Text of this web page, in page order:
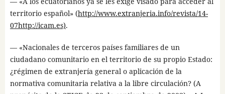
territorio español» (http://www.extranjeria.info/revista/14-
07http://icam.es).
— «Nacionales de terceros países familiares de un
ciudadano comunitario en el territorio de su propio Estado:
¿régimen de extranjería general o aplicación de la
normativa comunitaria relativa a la libre circulación? (A